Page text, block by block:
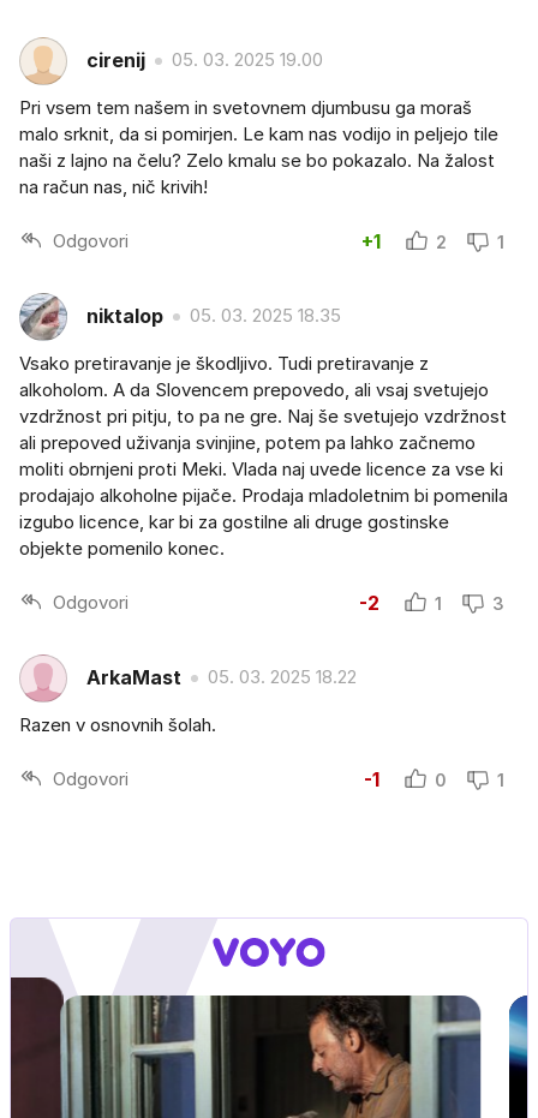
cirenij 05. 03. 2025 19.00
Pri vsem tem našem in svetovnem djumbusu ga moraš
malo srknit, da si pomirjen. Le kam nas vodijo in peljejo tile
naši z lajno na čelu? Zelo kmalu se bo pokazalo. Na žalost
na račun nas, nič krivih!
Odgovori +1 2 1
niktalop 05. 03. 2025 18.35
Vsako pretiravanje je škodljivo. Tudi pretiravanje z
alkoholom. A da Slovencem prepovedo, ali vsaj svetujejo
vzdržnost pri pitju, to pa ne gre. Naj še svetujejo vzdržnost
ali prepoved uživanja svinjine, potem pa lahko začnemo
moliti obrnjeni proti Meki. Vlada naj uvede licence za vse ki
prodajajo alkoholne pijače. Prodaja mladoletnim bi pomenila
izgubo licence, kar bi za gostilne ali druge gostinske
objekte pomenilo konec.
Odgovori -2 1 3
ArkaMast 05. 03. 2025 18.22
Razen v osnovnih šolah.
Odgovori -1 0 1